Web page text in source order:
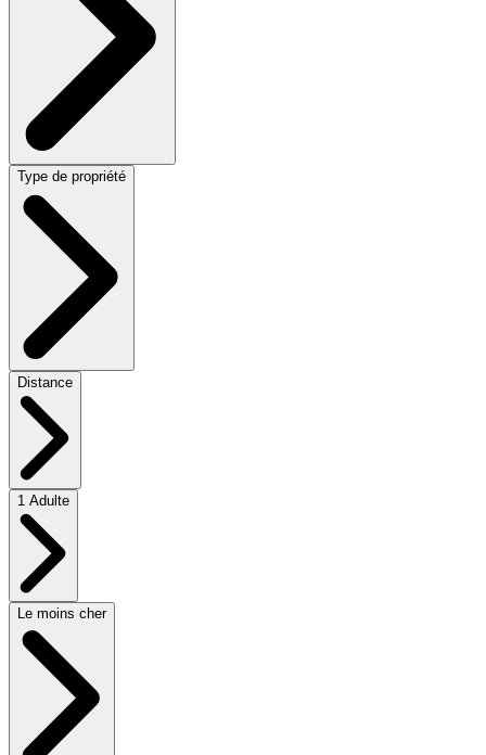
Type de propriété
Distance
1 Adulte
Le moins cher